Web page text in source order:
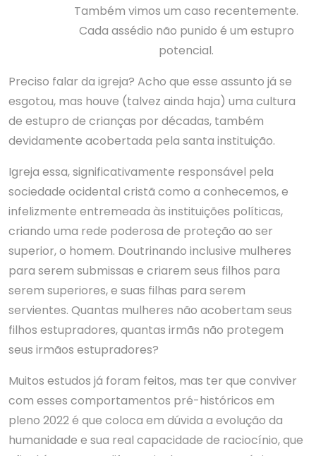
Também vimos um caso recentemente.
Cada assédio não punido é um estupro
potencial.
Preciso falar da igreja? Acho que esse assunto já se
esgotou, mas houve (talvez ainda haja) uma cultura
de estupro de crianças por décadas, também
devidamente acobertada pela santa instituição.
Igreja essa, significativamente responsável pela
sociedade ocidental cristã como a conhecemos, e
infelizmente entremeada às instituições políticas,
criando uma rede poderosa de proteção ao ser
superior, o homem. Doutrinando inclusive mulheres
para serem submissas e criarem seus filhos para
serem superiores, e suas filhas para serem
servientes. Quantas mulheres não acobertam seus
filhos estupradores, quantas irmãs não protegem
seus irmãos estupradores?
Muitos estudos já foram feitos, mas ter que conviver
com esses comportamentos pré-históricos em
pleno 2022 é que coloca em dúvida a evolução da
humanidade e sua real capacidade de raciocínio, que